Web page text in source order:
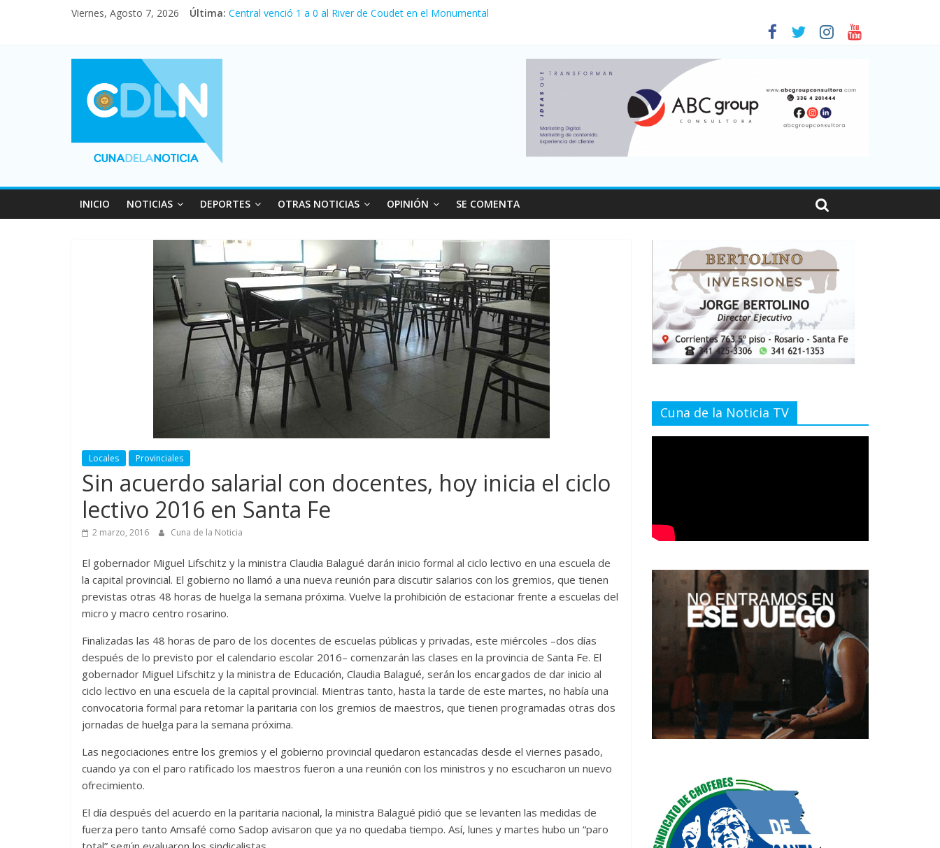
Viernes, Agosto 7, 2026 Última:
Fuerte caída de la venta de autos usados en julio: bajó un 12,6% interanual
Central venció 1 a 0 al River de Coudet en el Monumental
Vacaciones de invierno con más movimiento y consumo turístico: 4,6 millones de personas viajaron por el país, un 5,9% más que en 2025
INICIO NOTICIAS DEPORTES OTRAS NOTICIAS OPINIÓN SE COMENTA
Locales Provinciales
Sin acuerdo salarial con docentes, hoy inicia el ciclo
lectivo 2016 en Santa Fe
2 marzo, 2016 Cuna de la Noticia
El gobernador Miguel Lifschitz y la ministra Claudia Balagué darán inicio formal al ciclo lectivo en una escuela de
la capital provincial. El gobierno no llamó a una nueva reunión para discutir salarios con los gremios, que tienen
previstas otras 48 horas de huelga la semana próxima. Vuelve la prohibición de estacionar frente a escuelas del
micro y macro centro rosarino.
Finalizadas las 48 horas de paro de los docentes de escuelas públicas y privadas, este miércoles –dos días
después de lo previsto por el calendario escolar 2016– comenzarán las clases en la provincia de Santa Fe. El
gobernador Miguel Lifschitz y la ministra de Educación, Claudia Balagué, serán los encargados de dar inicio al
ciclo lectivo en una escuela de la capital provincial. Mientras tanto, hasta la tarde de este martes, no había una
convocatoria formal para retomar la paritaria con los gremios de maestros, que tienen programadas otras dos
jornadas de huelga para la semana próxima.
Las negociaciones entre los gremios y el gobierno provincial quedaron estancadas desde el viernes pasado,
cuando ya con el paro ratificado los maestros fueron a una reunión con los ministros y no escucharon un nuevo
ofrecimiento.
El día después del acuerdo en la paritaria nacional, la ministra Balagué pidió que se levanten las medidas de
fuerza pero tanto Amsafé como Sadop avisaron que ya no quedaba tiempo. Así, lunes y martes hubo un “paro
Cuna de la Noticia TV